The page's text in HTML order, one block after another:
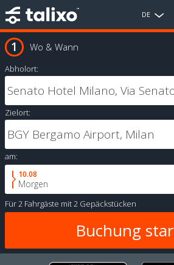
DE
Wo & Wann
Abholort:
Zielort:
am:
10.08
Morgen
Für2 Fahrgäste mit2 Gepäckstücken